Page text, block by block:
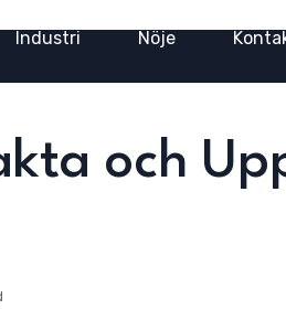
Industri Nöje
och